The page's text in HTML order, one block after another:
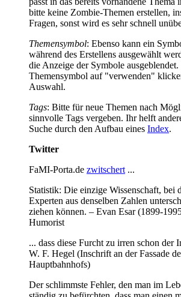
bitte keine Zombie-Themen erstellen,
Fragen, sonst wird es sehr schnell
Themensymbol: Ebenso kann ein
während des Erstellens ausgewählt
die Anzeige der Symbole
Themensymbol auf "verwenden"
Auswahl.
Tags: Bitte für neue Themen nach
sinnvolle Tags vergeben. Ihr helft
Suche durch den Aufbau eines Index.
Twitter
FaMI-Porta.de zwitschert ...
Statistik: Die einzige Wissenschaft, bei
Experten aus denselben Zahlen
ziehen können. – Evan Esar (1899-
Humorist
... dass diese Furcht zu irren schon der
W. F. Hegel (Inschrift an der Fassade
Hauptbahnhofs)
Der schlimmste Fehler, den man im